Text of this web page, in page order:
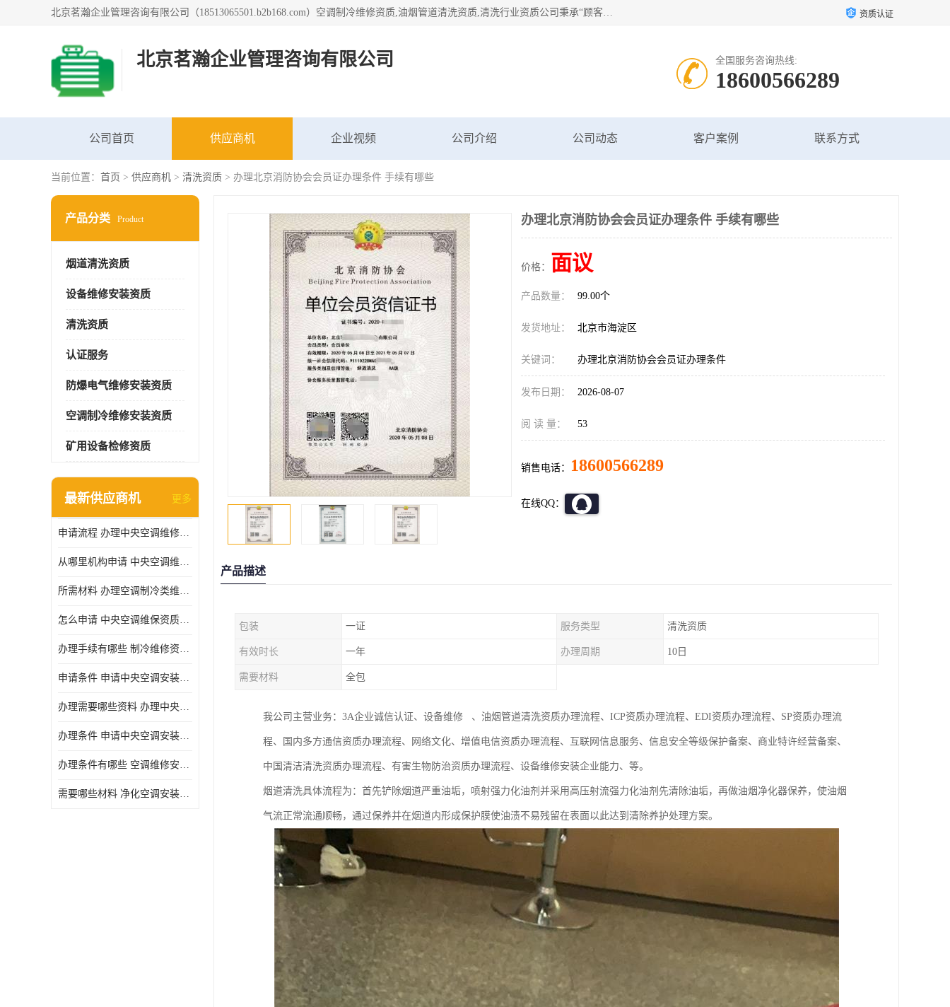
北京茗瀚企业管理咨询有限公司（18513065501.b2b168.com）空调制冷维修资质,油烟管道清洗资质,清洗行业资质公司秉承“顾客至上，锐意进缺的经营理念，我们提供高质量的产品，坚持“客户”的原则为广大客户提供贴心服务。如果你对公司的产品感兴趣，可以联系高经理，我们会用好的产品和服务让您满意。 资质认证
北京茗瀚企业管理咨询有限公司 全国服务咨询热线:
18600566289
公司首页 供应商机 企业视频 公司介绍 公司动态 客户案例 联系方式
当前位置： 首页 > 供应商机 > 清洗资质 > 办理北京消防协会会员证办理条件 手续有哪些
产品分类 Product
烟道清洗资质
设备维修安装资质
清洗资质
认证服务
防爆电气维修安装资质
空调制冷维修安装资质
矿用设备检修资质
最新供应商机 更多
申请流程 办理中央空调维修安装资质所需材料
从哪里机构申请 中央空调维修安装资质申请材料
所需材料 办理空调制冷类维修资质有什么要求
怎么申请 中央空调维保资质需要哪些手续
办理手续有哪些 制冷维修资质需要什么条件
申请条件 申请中央空调安装维修资质需要哪些手续
办理需要哪些资料 办理中央空调维修安装资质手续有哪些
办理条件 申请中央空调安装维修资质需要什么条件
办理条件有哪些 空调维修安装资质需要哪些条件
需要哪些材料 净化空调安装维修资质怎么办理流程
办理北京消防协会会员证办理条件 手续有哪些
价格： 面议
产品数量： 99.00个
发货地址： 北京市海淀区
关键词： 办理北京消防协会会员证办理条件
发布日期： 2026-08-07
阅 读 量： 53
销售电话： 18600566289
在线QQ：
产品描述
包装 一证 服务类型 清洗资质
有效时长 一年 办理周期 10日
需要材料 全包
我公司主营业务：3A企业诚信认证、设备维修 、油烟管道清洗资质办理流程、ICP资质办理流程、EDI资质办理流程、SP资质办理流
程、国内多方通信资质办理流程、网络文化、增值电信资质办理流程、互联网信息服务、信息安全等级保护备案、商业特许经营备案、
中国清洁清洗资质办理流程、有害生物防治资质办理流程、设备维修安装企业能力、等。
烟道清洗具体流程为：首先铲除烟道严重油垢，喷射强力化油剂并采用高压射流强力化油剂先清除油垢，再做油烟净化器保养，使油烟
气流正常流通顺畅，通过保养并在烟道内形成保护膜使油渍不易残留在表面以此达到清除养护处理方案。